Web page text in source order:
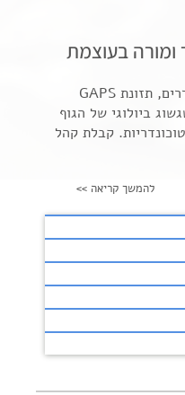
ומורה בעוצמת
התמחות: גוף-נפש, רפואת תדרים, תזונת GAPS
ביולוגי של הגוף
קבלת קהל
להמשך קריאה >>